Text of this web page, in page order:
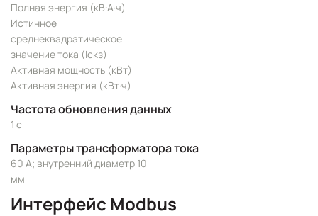
Полная энергия (кВ·А·ч)
Истинное
среднеквадратическое
значение тока (Iскз)
Активная мощность (кВт)
Активная энергия (кВт·ч)
Частота обновления данных
1 с
Параметры трансформатора тока
60 А; внутренний диаметр 10
мм
Интерфейс Modbus